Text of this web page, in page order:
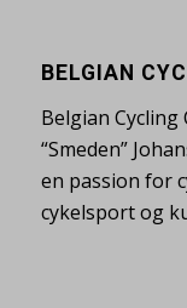
BELGIAN
Belgian
“Smeden”
en passion for
cykelsport og